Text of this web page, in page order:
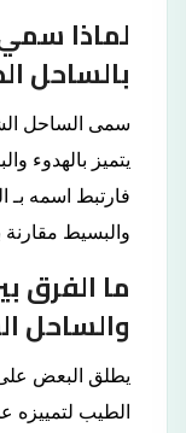
لماذا
بالساحل
سمى الساحل
يتميز بالهدوء
فارتبط اسمه بـ
والبسيط
ما الفرق
والساحل
يطلق البعض
الطيب لتمييزه